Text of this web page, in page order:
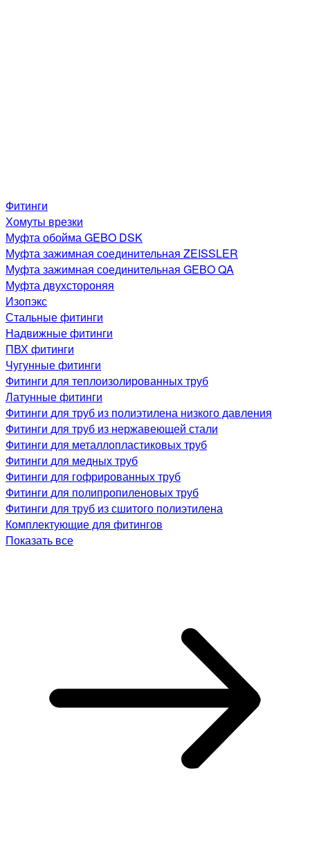
Фитинги
Хомуты врезки
Муфта обойма GEBO DSK
Муфта зажимная соединительная ZEISSLER
Муфта зажимная соединительная GEBO QA
Муфта двухстороняя
Изопэкс
Стальные фитинги
Надвижные фитинги
ПВХ фитинги
Чугунные фитинги
Фитинги для теплоизолированных труб
Латунные фитинги
Фитинги для труб из полиэтилена низкого давления
Фитинги для труб из нержавеющей стали
Фитинги для металлопластиковых труб
Фитинги для медных труб
Фитинги для гофрированных труб
Фитинги для полипропиленовых труб
Фитинги для труб из сшитого полиэтилена
Комплектующие для фитингов
Показать все